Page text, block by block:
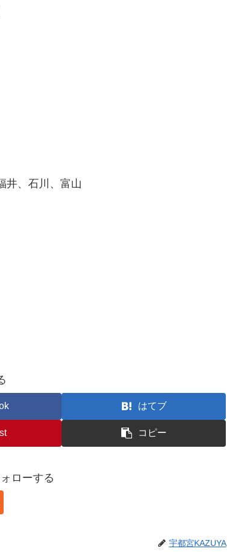
井、石川、富山
はてブ
コピー
ローする
宇都宮KAZUYA